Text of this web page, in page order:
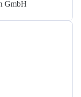
GmbH